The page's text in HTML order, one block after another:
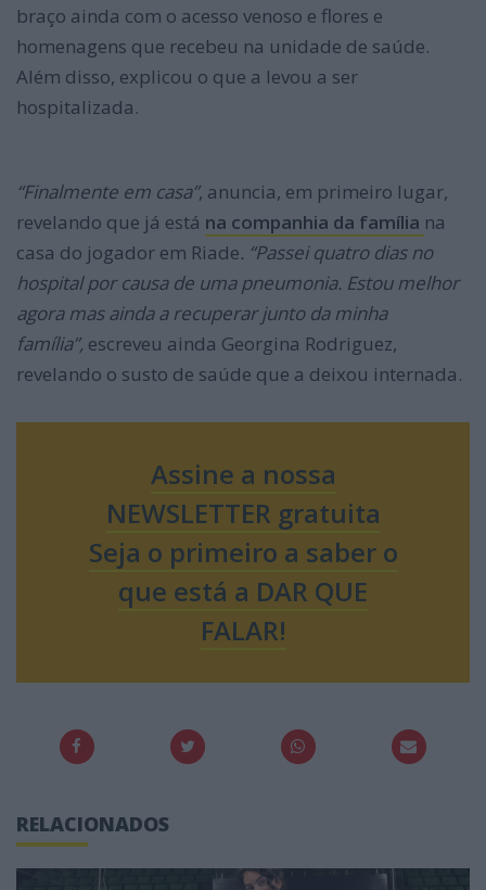
braço ainda com o acesso venoso e flores e
homenagens que recebeu na unidade de saúde.
Além disso, explicou o que a levou a ser
hospitalizada.
“Finalmente em casa”, anuncia, em primeiro lugar,
revelando que já está na companhia da família na
casa do jogador em Riade. “Passei quatro dias no
hospital por causa de uma pneumonia. Estou melhor
agora mas ainda a recuperar junto da minha
família”, escreveu ainda Georgina Rodriguez,
revelando o susto de saúde que a deixou internada.
Assine a nossa
NEWSLETTER gratuita
Seja o primeiro a saber o
que está a DAR QUE
FALAR!
RELACIONADOS